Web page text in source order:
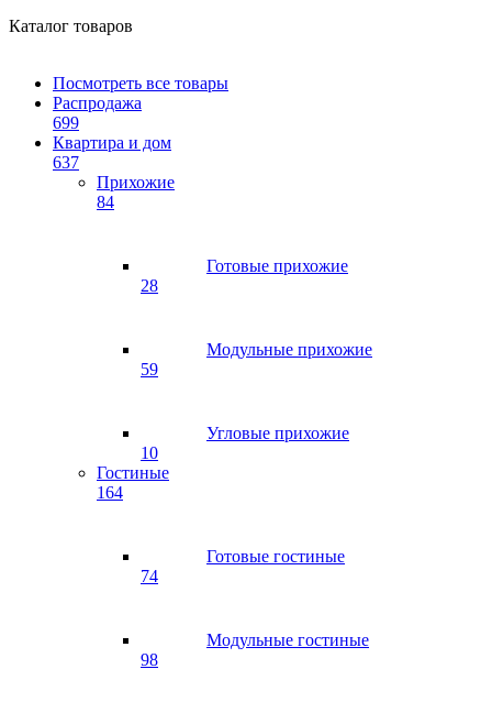
Каталог товаров
Посмотреть все товары
Распродажа
699
Квартира и дом
637
Прихожие
84
Готовые прихожие
28
Модульные прихожие
59
Угловые прихожие
10
Гостиные
164
Готовые гостиные
74
Модульные гостиные
98